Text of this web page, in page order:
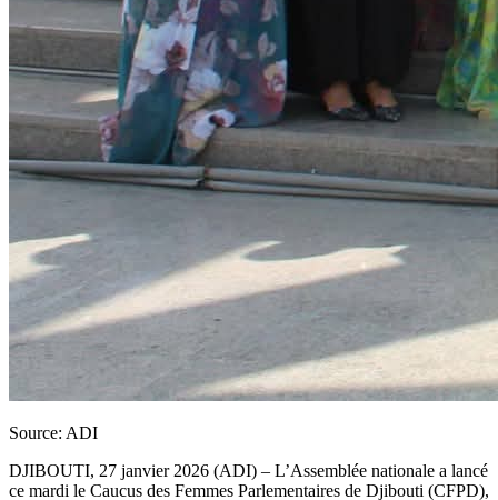
Source: ADI
DJIBOUTI, 27 janvier 2026 (ADI) – L’Assemblée nationale a lancé
ce mardi le Caucus des Femmes Parlementaires de Djibouti (CFPD),